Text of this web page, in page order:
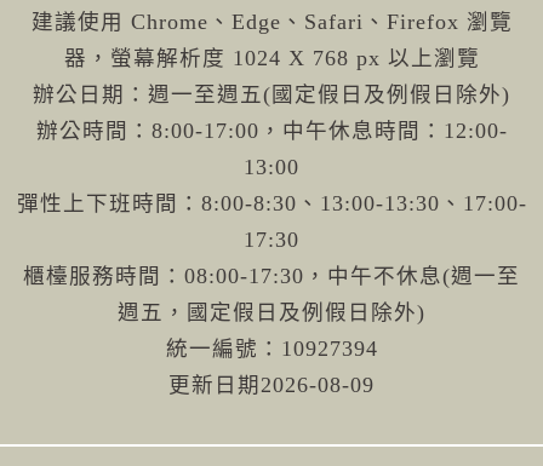
建議使用 Chrome、Edge、Safari、Firefox 瀏覽
器，螢幕解析度 1024 X 768 px 以上瀏覽
辦公日期：週一至週五(國定假日及例假日除外)
辦公時間：8:00-17:00，中午休息時間：12:00-
13:00
彈性上下班時間：8:00-8:30、13:00-13:30、17:00-
17:30
櫃檯服務時間：08:00-17:30，中午不休息(週一至
週五，國定假日及例假日除外)
統一編號：10927394
更新日期 2026-08-09